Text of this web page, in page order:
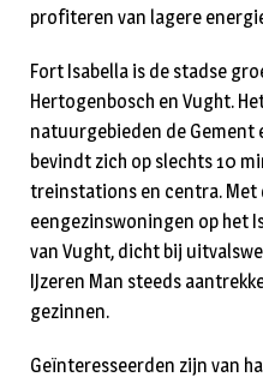
profiteren van lagere
Fort Isabella is de stadse
Hertogenbosch en Vught.
natuurgebieden de Gement
bevindt zich op slechts 10
treinstations en centra. Met
eengezinswoningen op het
van Vught, dicht bij
IJzeren Man steeds
gezinnen.
Geïnteresseerden zijn van